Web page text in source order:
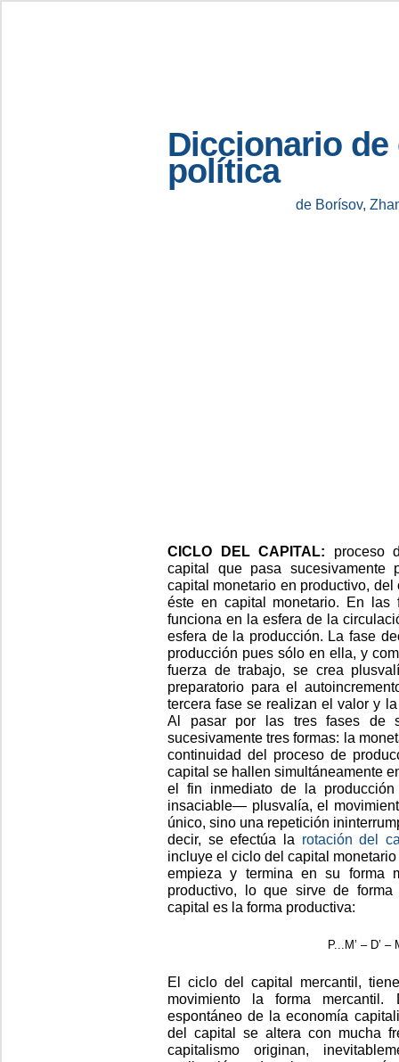
Diccionario de
política
de Borísov,
CICLO DEL CAPITAL: proceso
capital que pasa sucesivamente
capital monetario en productivo,
éste en capital monetario. En las
funciona en la esfera de la
esfera de la producción. La fase
producción pues sólo en ella, y
fuerza de trabajo, se crea
preparatorio para el
tercera fase se realizan el valor y
Al pasar por las tres fases de
sucesivamente tres formas: la
continuidad del proceso de
capital se hallen simultáneamente
el fin inmediato de la
insaciable— plusvalía, el
único, sino una repetición
decir, se efectúa la rotación del
incluye el ciclo del capital
empieza y termina en su forma
productivo, lo que sirve de
capital es la forma productiva:
P...M’ – D’ –
El ciclo del capital mercantil,
movimiento la forma
espontáneo de la economía
del capital se altera con mucha
capitalismo originan,